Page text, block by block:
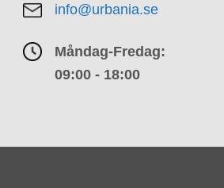
info@urbania.se
Måndag-Fredag:
09:00 - 18:00